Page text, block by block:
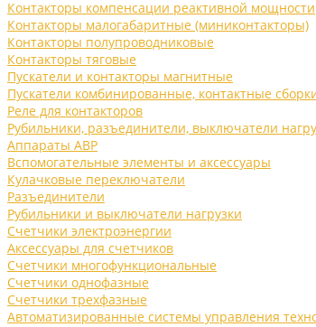
Контакторы компенсации реактивной мощности
Контакторы малогабаритные (миниконтакторы)
Контакторы полупроводниковые
Контакторы тяговые
Пускатели и контакторы магнитные
Пускатели комбинированные, контактные
Реле для контакторов
Рубильники, разъединители, выключатели
Аппараты АВР
Вспомогательные элементы и аксессуары
Кулачковые переключатели
Разъединители
Рубильники и выключатели нагрузки
Счетчики электроэнергии
Аксессуары для счетчиков
Счетчики многофункциональные
Счетчики однофазные
Счетчики трехфазные
Автоматизированные системы управления